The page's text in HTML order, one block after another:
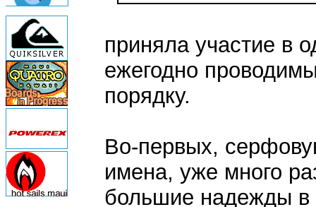
приняла участие в
ежегодно
порядку.
Во-первых,
имена, уже много
большие надежды в